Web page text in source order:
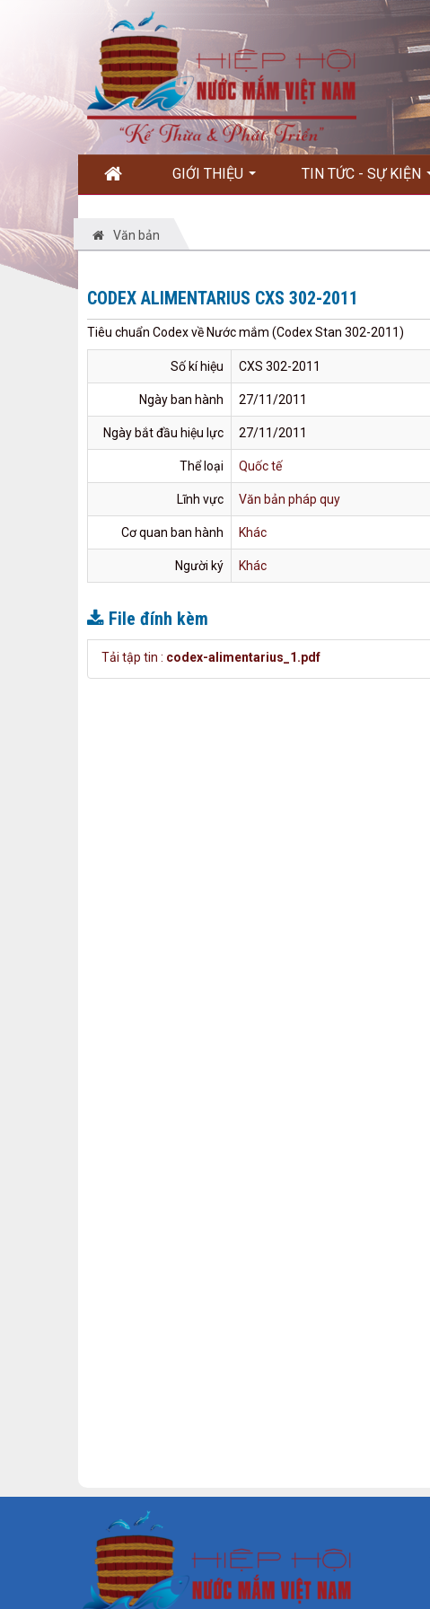
GIỚI THIỆU TIN TỨC - SỰ KIỆN
Văn bản
CODEX ALIMENTARIUS CXS 302-2011
Tiêu chuẩn Codex về Nước mắm (Codex Stan 302-2011)
Số kí hiệu CXS 302-2011
Ngày ban hành 27/11/2011
Ngày bắt đầu hiệu lực 27/11/2011
Thể loại Quốc tế
Lĩnh vực Văn bản pháp quy
Cơ quan ban hành Khác
Người ký Khác
File đính kèm
Tải tập tin : codex-alimentarius_1.pdf